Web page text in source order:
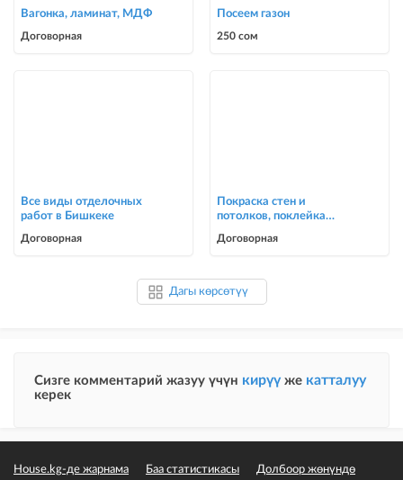
Вагонка, ламинат, МДФ
Договорная
Посеем газон
250 сом
Все виды отделочных
работ в Бишкеке
Договорная
Покраска стен и
потолков, поклейка
Договорная
Дагы көрсөтүү
Сизге комментарий жазуу үчүн кирүү же катталуу
керек
House.kg-де жарнама Баа статистикасы Долбоор жөнүндө